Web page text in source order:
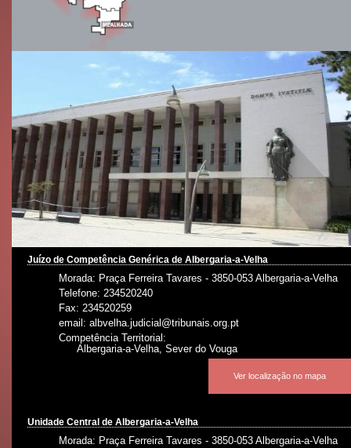
Juízo de Competência Genérica de Albergaria-a-Velha
Morada: Praça Ferreira Tavares - 3850-053 Albergaria-a-Velha
Telefone: 234520240
Fax: 234520259
email: albvelha.judicial@tribunais.org.pt
Competência Territorial:
Albergaria-a-Velha, Sever do Vouga
Ver localização no mapa
Unidade Central de Albergaria-a-Velha
Morada: Praça Ferreira Tavares - 3850-053 Albergaria-a-Velha